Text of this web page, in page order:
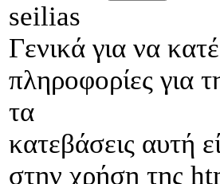
seilias
Γενικά για να
πληροφορίες για
τα
κατεβάσεις αυτή
στην χρήση της